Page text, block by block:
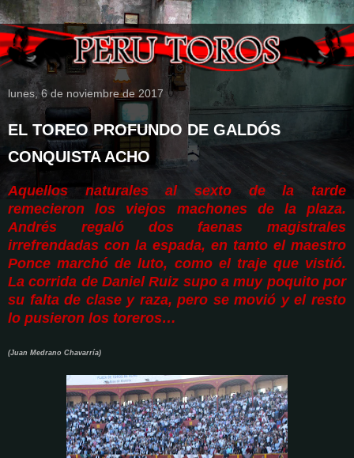
lunes, 6 de noviembre de 2017
EL TOREO PROFUNDO DE GALDÓS
CONQUISTA ACHO
Aquellos naturales al sexto de la tarde
remecieron los viejos machones de la plaza.
Andrés regaló dos faenas magistrales
irrefrendadas con la espada, en tanto el maestro
Ponce marchó de luto, como el traje que vistió.
La corrida de Daniel Ruiz supo a muy poquito por
su falta de clase y raza, pero se movió y el resto
lo pusieron los toreros…
(Juan Medrano Chavarría)